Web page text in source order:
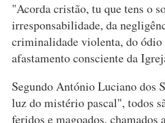
"Acorda cristão, tu que tens o
irresponsabilidade, da
criminalidade violenta, do ódio
afastamento consciente da
Segundo António Luciano dos
luz do mistério pascal", todos
feridos e magoados, chamados